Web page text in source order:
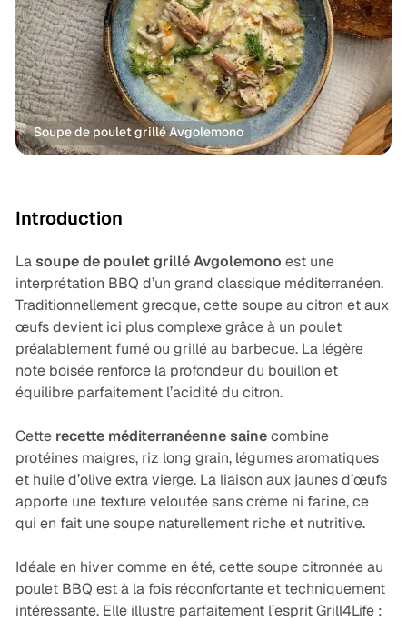
Soupe de poulet grillé Avgolemono
Entrées Volailles Healthy Recettes
Introduction
Lasoupe de poulet grillé Avgolemono est une
interprétation BBQ d’un grand classique méditerranéen.
Traditionnellement grecque, cettesoupe au citron et aux
œufsdevient ici plus complexe grâce à un poulet
préalablement fumé ou grillé au barbecue. La légère
note boisée renforce la profondeur du bouillon et
équilibre parfaitement l’acidité du citron.
Cette recette méditerranéenne sainecombine
protéines maigres, riz long grain, légumes aromatiques
et huile d’olive extra vierge. La liaison aux jaunes d’œufs
apporte une texture veloutée sans crème ni farine, ce
qui en fait une soupe naturellement riche et nutritive.
Idéale en hiver comme en été, cettesoupe citronnée au
poulet BBQ est à la fois réconfortante et techniquement
intéressante. Elle illustre parfaitement l’esprit Grill4Life :